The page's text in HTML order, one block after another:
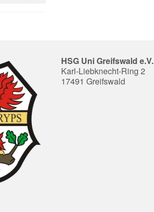
HSG Uni Greifswald e.V.
Karl-Liebknecht-Ring 2
17491 Greifswald